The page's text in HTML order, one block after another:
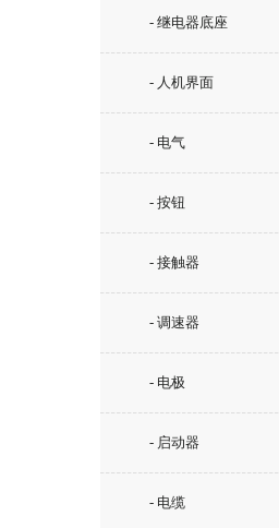
- 继电器底座
- 人机界面
- 电气
- 按钮
- 接触器
- 调速器
- 电极
- 启动器
- 电缆